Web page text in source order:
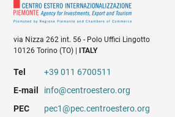
via Nizza 262 int. 56 - Polo Uffici Lingotto
10126 Torino (TO) |
ITALY
Tel
+39 011 6700511
E-mail
info@centroestero.org
PEC
pec1@pec.centroestero.org